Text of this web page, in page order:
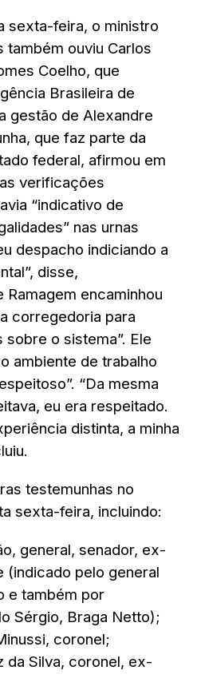
sexta-feira, o ministro
ouviu Carlos
Coelho, que
Brasileira de
gestão de Alexandre
que faz parte da
federal, afirmou em
verificações
“indicativo de
nas urnas
despacho indiciando a
disse,
encaminhou
corregedoria para
sobre o sistema”. Ele
ambiente de trabalho
“Da mesma
eu era respeitado.
distinta, a minha
testemunhas no
sexta-feira, incluindo:
general, senador, ex-
pelo general
e também por
Sérgio, Braga Netto);
coronel;
da Silva, coronel, ex-